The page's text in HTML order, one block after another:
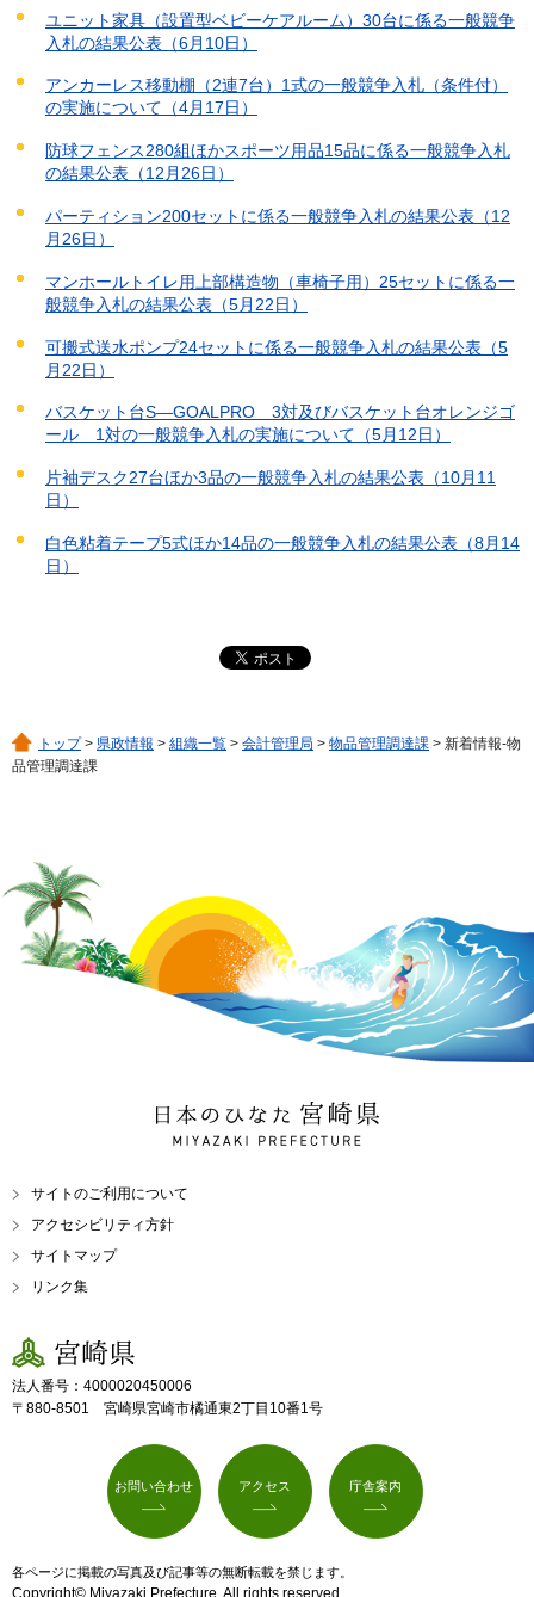
ユニット家具（設置型ベビーケアルーム）30台に係る一般競争
入札の結果公表（6月10日）
アンカーレス移動棚（2連7台）1式の一般競争入札（条件付）
の実施について（4月17日）
防球フェンス280組ほかスポーツ用品15品に係る一般競争入札
の結果公表（12月26日）
パーティション200セットに係る一般競争入札の結果公表（12
月26日）
マンホールトイレ用上部構造物（車椅子用）25セットに係る一
般競争入札の結果公表（5月22日）
可搬式送水ポンプ24セットに係る一般競争入札の結果公表（5
月22日）
バスケット台S―GOALPRO 3対及びバスケット台オレンジゴ
ール 1対の一般競争入札の実施について（5月12日）
片袖デスク27台ほか3品の一般競争入札の結果公表（10月11
日）
白色粘着テープ5式ほか14品の一般競争入札の結果公表（8月14
日）
トップ> 県政情報 > 組織一覧 > 会計管理局 > 物品管理調達課 > 新着情報-物
品管理調達課
日本のひなた 宮崎県
MIYAZAKI PREFECTURE
サイトのご利用について
アクセシビリティ方針
サイトマップ
リンク集
宮崎県
法人番号：4000020450006
〒880-8501 宮崎県宮崎市橘通東2丁目10番1号
お問い合わせ アクセス 庁舎案内
各ページに掲載の写真及び記事等の無断転載を禁じます。